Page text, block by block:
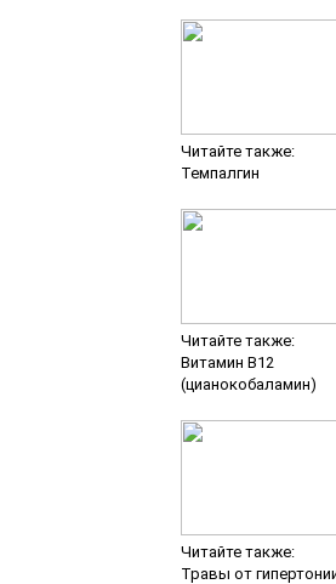
Читайте также:
Темпалгин
Читайте также:
Витамин B12
(цианокобаламин)
Читайте также:
Травы от